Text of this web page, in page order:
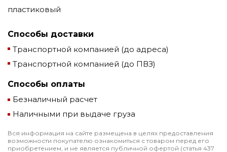
пластиковый
Способы доставки
Транспортной компанией (до адреса)
Транспортной компанией (до ПВЗ)
Способы оплаты
Безналичный расчет
Наличными при выдаче груза
Вся информация на сайте размещена в целях предоставления
возможности покупателю ознакомиться с товаром перед его
приобретением, и не является публичной офертой (статья 437